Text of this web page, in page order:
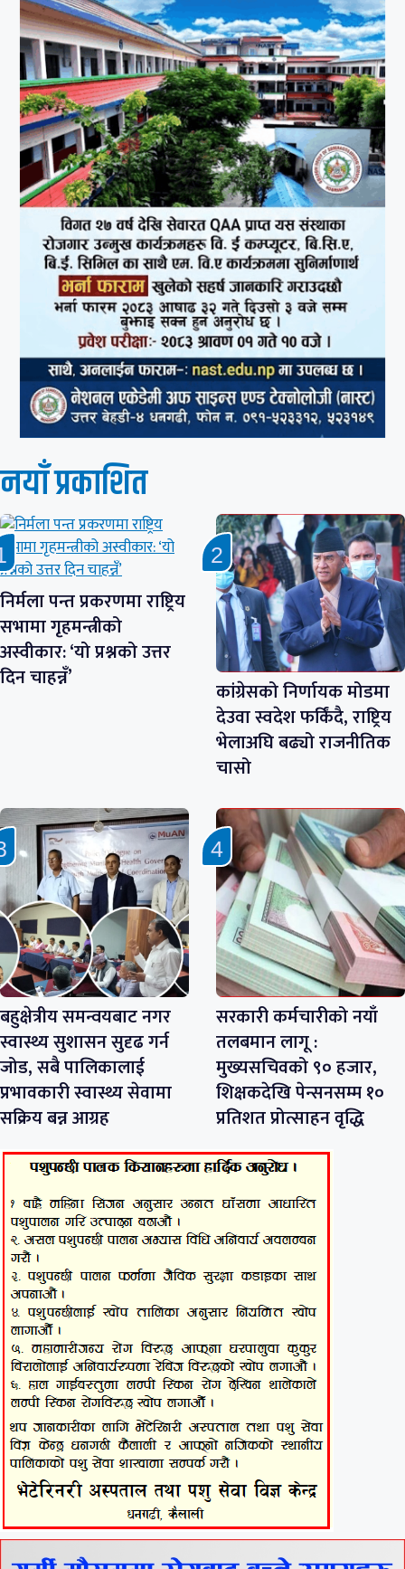
नयाँ प्रकाशित
निर्मला पन्त प्रकरणमा राष्ट्रिय
सभामा गृहमन्त्रीको
अस्वीकार: ‘यो प्रश्नको उत्तर
दिन चाहन्नँ’
कांग्रेसको निर्णायक मोडमा
देउवा स्वदेश फर्किंदै, राष्ट्रिय
भेलाअघि बढ्यो राजनीतिक
चासो
बहुक्षेत्रीय समन्वयबाट नगर
स्वास्थ्य सुशासन सुदृढ गर्न
जोड, सबै पालिकालाई
प्रभावकारी स्वास्थ्य सेवामा
सक्रिय बन्न आग्रह
सरकारी कर्मचारीको नयाँ
तलबमान लागू :
मुख्यसचिवको ९० हजार,
शिक्षकदेखि पेन्सनसम्म १०
प्रतिशत प्रोत्साहन वृद्धि